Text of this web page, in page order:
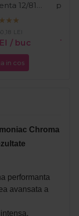
12/81
perlat
/ buc
LEI
in cos
Chroma
performanta
avansata a